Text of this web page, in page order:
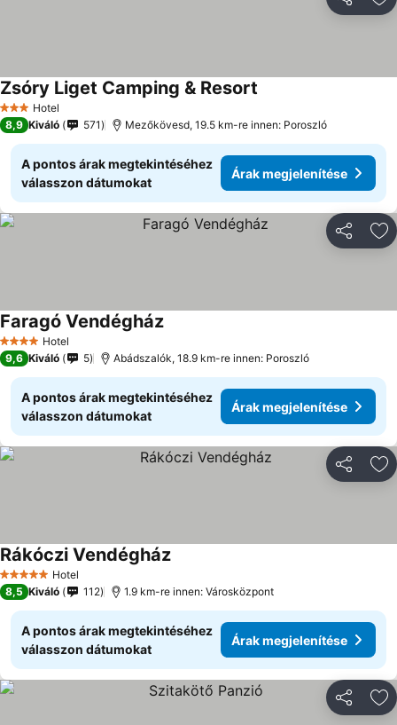
3 Kategória
Hotel
Zsóry Liget Camping & Resort
8,9 Kiváló 571 Mezőkövesd, 19.5 km-re innen: Poroszló
A pontos árak megtekintéséhez
válasszon dátumokat
Árak megjelenítése
4 KategóriaHotel
Faragó Vendégház
9,6 Kiváló 5 Abádszalók, 18.9 km-re innen: Poroszló
A pontos árak megtekintéséhez
válasszon dátumokat
Árak megjelenítése
5 KategóriaHotel
Rákóczi Vendégház
8,5 Kiváló 112 1.9 km-re innen: Városközpont
A pontos árak megtekintéséhez
válasszon dátumokat
Árak megjelenítése